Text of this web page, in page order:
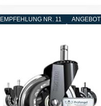
ANGEBOT
EMPFEHLUNG NR. 11